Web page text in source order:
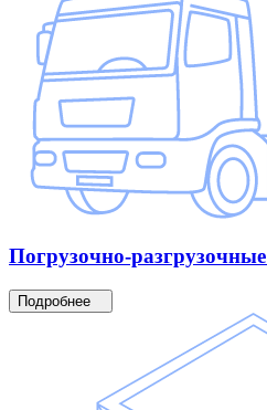
Погрузочно-разгрузочные
Подробнее